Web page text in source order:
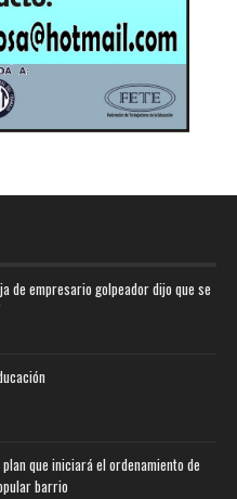
de empresario golpeador dijo que se
plan que iniciará el ordenamiento de
barrio